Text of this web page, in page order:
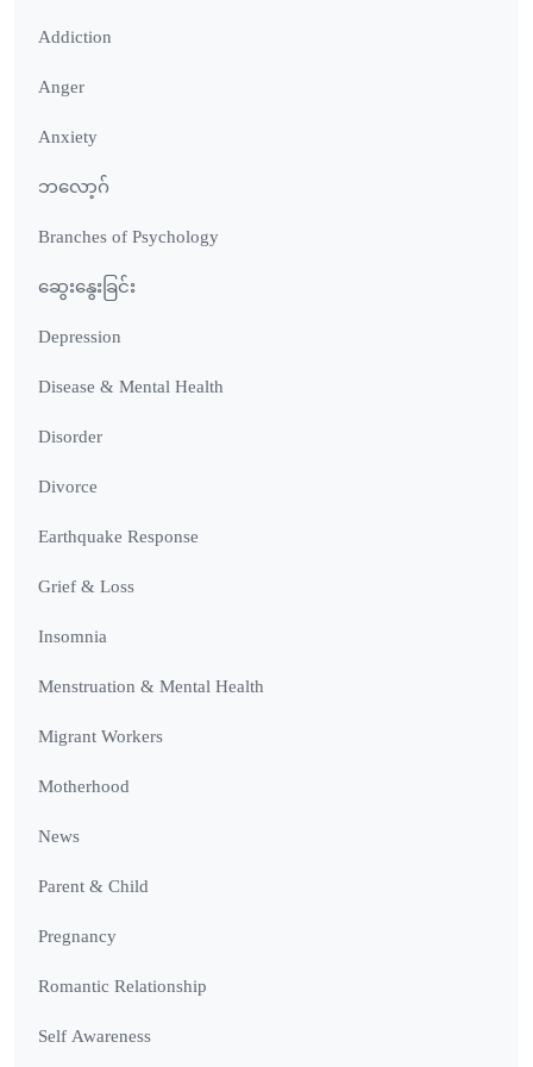
Addiction
Anger
Anxiety
ဘလော့ဂ်
Branches of Psychology
ဆွေးနွေးခြင်း
Depression
Disease & Mental Health
Disorder
Divorce
Earthquake Response
Grief & Loss
Insomnia
Menstruation & Mental Health
Migrant Workers
Motherhood
News
Parent & Child
Pregnancy
Romantic Relationship
Self Awareness